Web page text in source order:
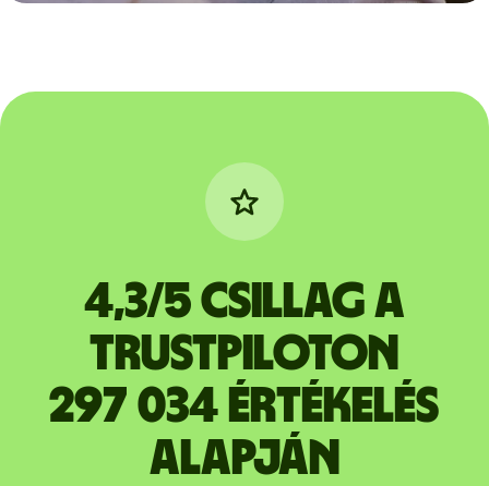
4,3/5 csillag a
Trustpiloton
297 034 értékelés
alapján